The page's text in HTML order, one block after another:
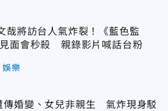
哉將訪台人氣炸裂！《藍色監
面會秒殺 親錄影片喊話台粉
娛樂
傳婚變、女兒非親生 氣炸現身駁